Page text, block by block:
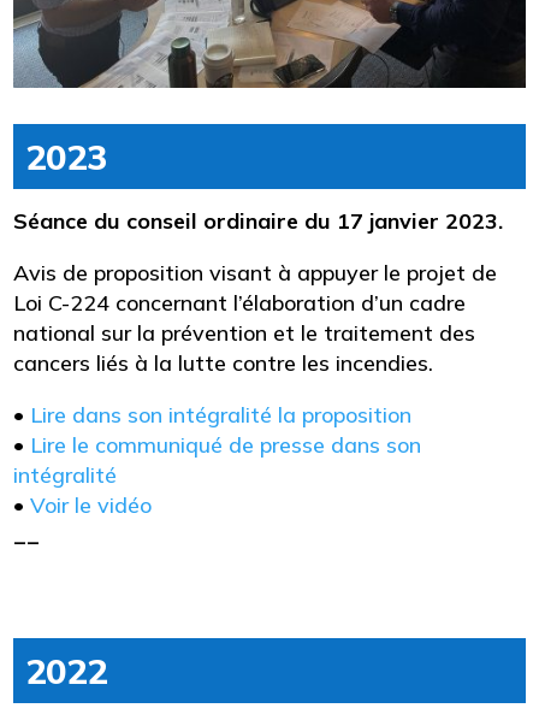
2023
Séance du conseil ordinaire du 17 janvier 2023.
Avis de proposition visant à appuyer le projet de
Loi C-224 concernant l’élaboration d’un cadre
national sur la prévention et le traitement des
cancers liés à la lutte contre les incendies.
• Lire dans son intégralité la proposition
• Lire le communiqué de presse dans son
intégralité
•Voir le vidéo
__
2022